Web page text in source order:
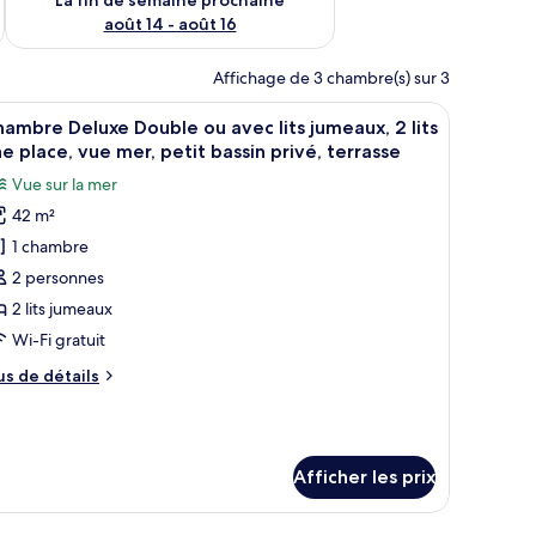
août 14 - août 16
Affichage de 3 chambre(s) sur 3
par la porte-fenêtre coulissante.
sur la piscine et un balcon donnant sur la mer.
:
Un espace aménagé au bord de la piscine,
10
Deluxe Double ou avec lits jumeaux, 2 lits
place, vue mer, petit bassin privé, terrasse
Vue sur la mer
42 m²
1 chambre
2 personnes
2 lits jumeaux
Wi-Fi gratuit
de détails
Afficher les prix